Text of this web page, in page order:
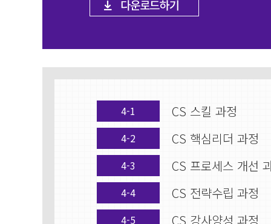
4-1 CS 스킬 과정
4-2 CS 핵심리더 과정
4-3 CS 프로세스 개선
4-4 CS 전략수립 과정
4-5 CS 강사양성 과정